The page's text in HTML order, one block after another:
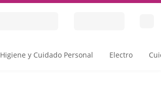
Higiene y Cuidado Personal Electro